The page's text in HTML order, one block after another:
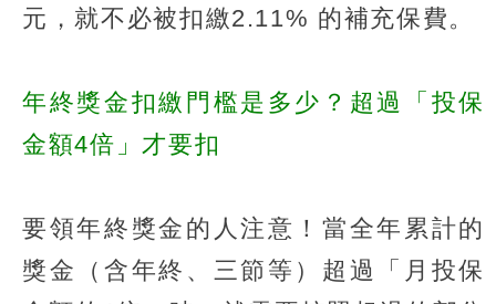
元，就不必被扣繳2.11% 的補充保費。
年終獎金扣繳門檻是多少？超過「投保
金額4倍」才要扣
要領年終獎金的人注意！當全年累計的
獎金（含年終、三節等）超過「月投保